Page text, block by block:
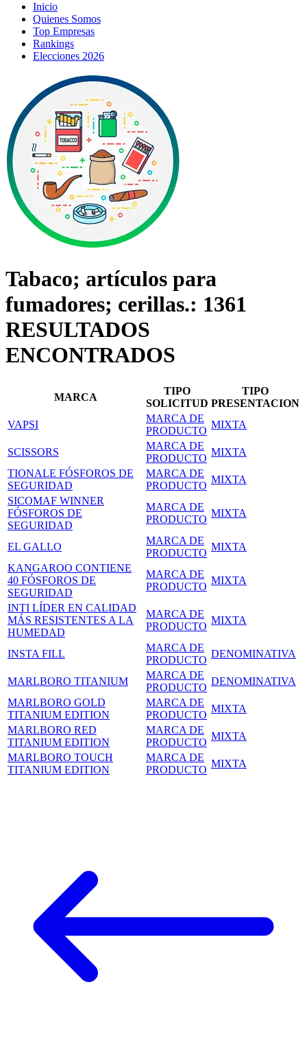
Inicio
Quienes Somos
Top Empresas
Rankings
Elecciones 2026
Tabaco; artículos para
fumadores; cerillas.: 1361
RESULTADOS
ENCONTRADOS
MARCA
TIPO
SOLICITUD
TIPO
PRESENTACION
VAPSI
MARCA DE
PRODUCTO
MIXTA
SCISSORS
MARCA DE
PRODUCTO
MIXTA
TIONALE FÓSFOROS DE
SEGURIDAD
MARCA DE
PRODUCTO
MIXTA
SICOMAF WINNER
FÓSFOROS DE
SEGURIDAD
MARCA DE
PRODUCTO
MIXTA
EL GALLO
MARCA DE
PRODUCTO
MIXTA
KANGAROO CONTIENE
40 FÓSFOROS DE
SEGURIDAD
MARCA DE
PRODUCTO
MIXTA
INTI LÍDER EN CALIDAD
MÁS RESISTENTES A LA
HUMEDAD
MARCA DE
PRODUCTO
MIXTA
INSTA FILL
MARCA DE
PRODUCTO
DENOMINATIVA
MARLBORO TITANIUM
MARCA DE
PRODUCTO
DENOMINATIVA
MARLBORO GOLD
TITANIUM EDITION
MARCA DE
PRODUCTO
MIXTA
MARLBORO RED
TITANIUM EDITION
MARCA DE
PRODUCTO
MIXTA
MARLBORO TOUCH
TITANIUM EDITION
MARCA DE
PRODUCTO
MIXTA